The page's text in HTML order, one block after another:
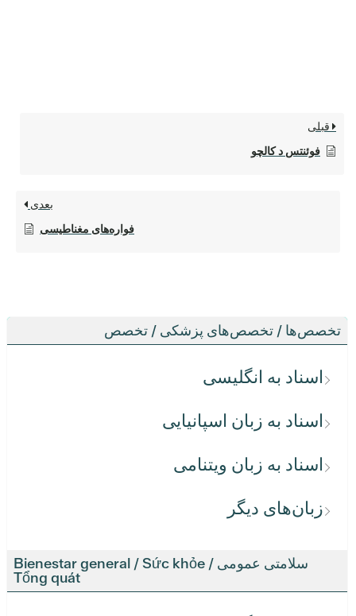
تخصص‌ها / تخصص‌های پزشکی / تخصص
اسناد به انگلیسی
اسناد به زبان اسپانیایی
اسناد به زبان ویتنامی
زبان‌های دیگر
سلامتی عمومی / Bienestar general / Sức khỏe
Tổng quát
قبلی
فوئنتس د کالچو
بعدی
فواره‌های مغناطیسی